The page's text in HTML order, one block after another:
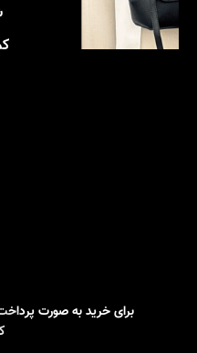
برای خرید به صورت پرداخت